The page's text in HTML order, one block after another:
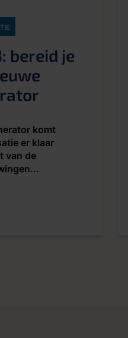
bereid je
komt
er klaar
van de